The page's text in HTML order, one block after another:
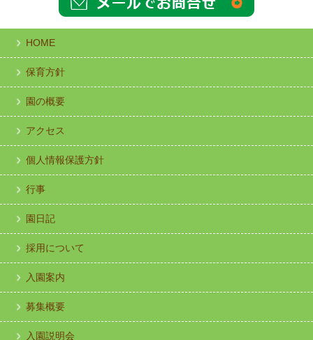
HOME
保育方針
園の概要
アクセス
個人情報保護方針
行事
園日記
採用について
入園案内
募集概要
入園説明会